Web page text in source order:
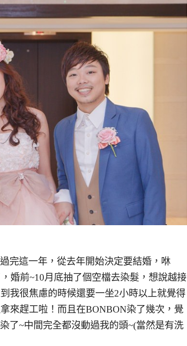
完這一年，從去年開始決定要結婚，咻
婚前~10月底抽了個空檔去染髮，想說越接
我很焦慮的時候還要一坐2小時以上就覺得
來趕工啦！而且在BONBON染了幾次，覺
了~中間完全都沒動過我的頭~(當然是有洗